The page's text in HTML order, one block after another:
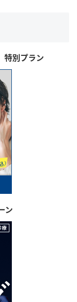
特別プラン
ン